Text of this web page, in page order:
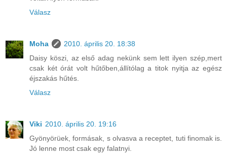
Válasz
Moha
2010. április 20. 18:38
Daisy köszi, az első adag nekünk sem lett ilyen szép,mert
csak két órát volt hűtőben,állítólag a titok nyitja az egész
éjszakás hűtés.
Válasz
Viki 2010. április 20. 19:16
Gyönyörüek, formásak, s olvasva a receptet, tuti finomak is.
Jó lenne most csak egy falatnyi.